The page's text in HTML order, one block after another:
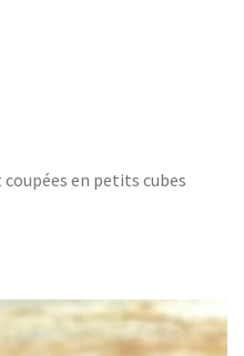
en petits cubes